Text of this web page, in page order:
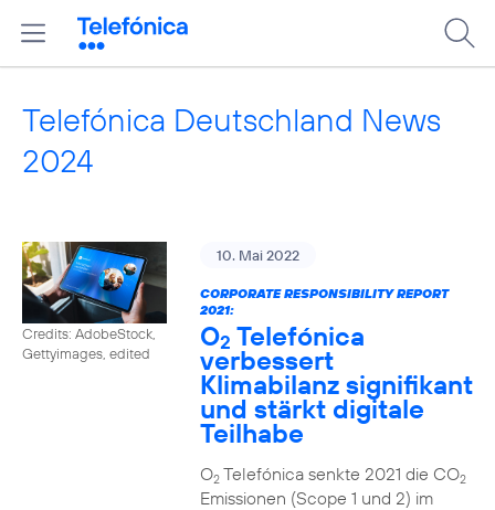
Telefónica Deutschland News
2024
Credits: AdobeStock,
Gettyimages, edited
10. Mai 2022
CORPORATE RESPONSIBILITY REPORT
2021:
O2 Telefónica
verbessert
Klimabilanz signifikant
und stärkt digitale
Teilhabe
O2Telefónica senkte 2021 die CO2
Emissionen (Scope 1 und 2) im